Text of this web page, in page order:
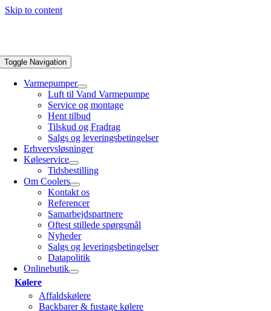
Skip to content
Toggle Navigation
Varmepumper
Luft til Vand Varmepumpe
Service og montage
Hent tilbud
Tilskud og Fradrag
Salgs og leveringsbetingelser
Erhvervsløsninger
Køleservice
Tidsbestilling
Om Coolers
Kontakt os
Referencer
Samarbejdspartnere
Oftest stillede spørgsmål
Nyheder
Salgs og leveringsbetingelser
Datapolitik
Onlinebutik
Kølere
Affaldskølere
Backbarer & fustage kølere